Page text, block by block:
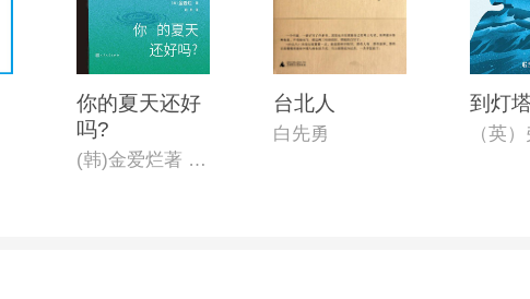
你的夏天还好
吗?
(韩)金爱烂著 薛舟译
台北人
白先勇
到灯